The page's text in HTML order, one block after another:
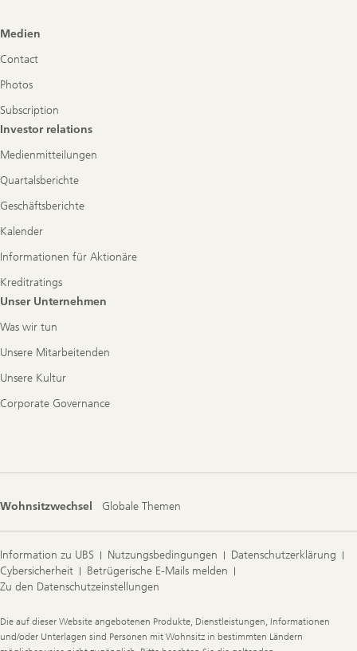
Footer
Medien
Contact
Photos
Subscription
Investor relations
Medienmitteilungen
Quartalsberichte
Geschäftsberichte
Kalender
Informationen für Aktionäre
Kreditratings
Unser Unternehmen
Was wir tun
Unsere Mitarbeitenden
Unsere Kultur
Corporate Governance
Wohnsitzwechsel Globale Themen
Information zu UBS Nutzungsbedingungen
Datenschutzerklärung
Cybersicherheit
Betrügerische E-Mails melden
Zu den Datenschutzeinstellungen
Legal
Information
Die auf dieser Website angebotenen Produkte, Dienstleistungen, Informationen
und/oder Unterlagen sind Personen mit Wohnsitz in bestimmten Ländern